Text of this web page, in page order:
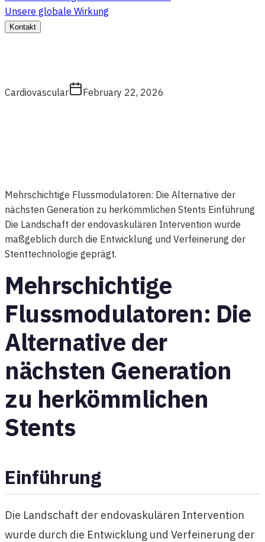
Unsere globale Wirkung
Kontakt
Cardiovascular February 22, 2026
Mehrschichtige Flussmodulatoren: Die Alternative der
nächsten Generation zu herkömmlichen Stents Einführung
Die Landschaft der endovaskulären Intervention wurde
maßgeblich durch die Entwicklung und Verfeinerung der
Stenttechnologie geprägt.
Mehrschichtige
Flussmodulatoren: Die
Alternative der
nächsten Generation
zu herkömmlichen
Stents
Einführung
Die Landschaft der endovaskulären Intervention
wurde durch die Entwicklung und Verfeinerung der